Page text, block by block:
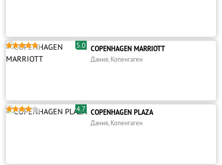
 5.0 COPENHAGEN MARRIOTT
Дания, Копенгаген
 4.7 COPENHAGEN PLAZA
Дания, Копенгаген